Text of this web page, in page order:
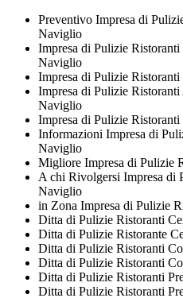
Preventivo Impresa di
Naviglio
Impresa di Pulizie
Naviglio
Impresa di Pulizie
Impresa di Pulizie
Naviglio
Impresa di Pulizie
Informazioni Impresa di
Naviglio
Migliore Impresa di Pulizie
A chi Rivolgersi Impresa di
Naviglio
in Zona Impresa di Pulizie
Ditta di Pulizie Ristoranti
Ditta di Pulizie Ristorante
Ditta di Pulizie Ristoranti
Ditta di Pulizie Ristoranti
Ditta di Pulizie Ristoranti
Ditta di Pulizie Ristoranti